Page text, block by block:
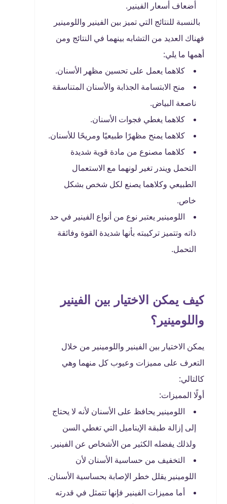
أضعاف أسعار الفينير.
بالنسبة للنتائج التي تميز بين الفينير واللومينير
فهناك العديد من التشابه بينهما في النتائج ومن
أهمها ما يلي:
كلاهما يعمل على تحسين مظهر الأسنان.
منح الابتسامة الجذابة والأسنان المتناسقة
ناصعة البياض.
كلاهما يغطي فجوات الأسنان.
كلاهما يمنح مظهرًا طبيعيًا ومريحًا للأسنان.
كلاهما مصنوع من مادة قوية شديدة
التحمل ويندر تغير لونهما مع الاستعمال
الطبيعي وكلاهما يصنع لكل شخص بشكل
خاص.
اللومينير يعتبر نوع من أنواع الفينير في حد
ذاته وتتميز تركيبته بأنها شديدة القوة وفائقة
التحمل.
كيف يمكن الاختيار بين الفينير
واللومينير؟
يمكن الاختيار بين الفينير واللومينير من خلال
التعرف على مميزات وعيوب كل منهما وهي
كالتالي:
أولًا المميزات:
اللومينير يحافظ على الأسنان لأنه لا يحتاج
إلى إزالة طبقة الإيناميل التي تغطي السن
ولذلك يفضله الكثير من الأشخاص عن الفينير.
التخفيف من حساسية الأسنان لأن
اللومينير يقلل خطر الإصابة بحساسية الأسنان.
أما مميزات الفينير فإنها تتمثل في قدرته